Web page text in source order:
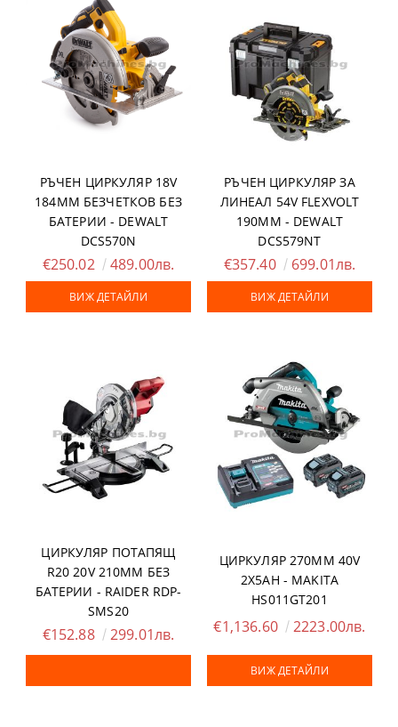
РЪЧЕН ЦИРКУЛЯР 18V
184ММ БЕЗЧЕТКОВ БЕЗ
БАТЕРИИ - DEWALT
DCS570N
€250.02 489.00лв.
ВИЖ ДЕТАЙЛИ
РЪЧЕН ЦИРКУЛЯР ЗА
ЛИНЕАЛ 54V FLEXVOLT
190ММ - DEWALT
DCS579NT
€357.40 699.01лв.
ВИЖ ДЕТАЙЛИ
ЦИРКУЛЯР ПОТАПЯЩ
R20 20V 210ММ БЕЗ
БАТЕРИИ - RAIDER RDP-
SMS20
€152.88 299.01лв.
ЦИРКУЛЯР 270ММ 40V
2Х5AH - MAKITA
HS011GT201
€1,136.60 2223.00лв.
ВИЖ ДЕТАЙЛИ